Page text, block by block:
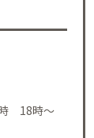
18時～